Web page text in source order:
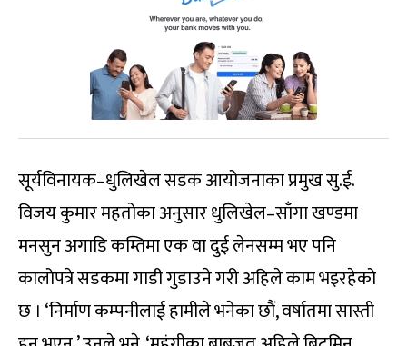
सूर्यविनायक–धुलिखेल सडक आयोजनाका प्रमुख सु.ई.
विजय कुमार महतोका अनुसार धुलिखेल–साँगा खण्डमा
मनसुन अगाडि कम्तिमा एक वा दुई लेनसम्म भए पनि
कालोपत्रे सडकमा गाडी गुडाउने गरी अहिले काम भइरहेको
छ । ‘निर्माण कम्पनीलाई हामीले भनेका छौं, वर्षातमा सास्ती